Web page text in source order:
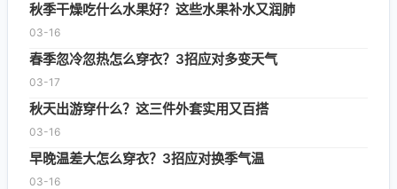
秋季干燥吃什么水果好？这些水果补水又润肺
03-16
春季忽冷忽热怎么穿衣？3招应对多变天气
03-17
秋天出游穿什么？这三件外套实用又百搭
03-16
早晚温差大怎么穿衣？3招应对换季气温
03-16